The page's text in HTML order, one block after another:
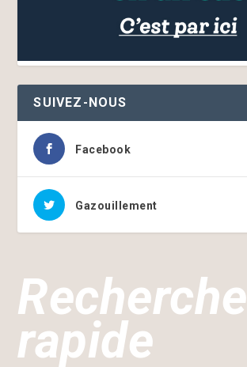
SUIVEZ-NOUS
Facebook
Gazouillement
Recherche
rapide